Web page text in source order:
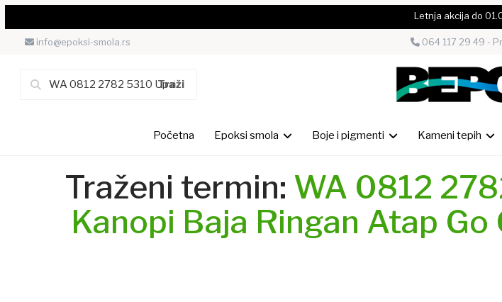
Letnja akcija do
info@epoksi-smola.rs 064 117 29 49 -
Početna Epoksi smola Boje i pigmenti Kameni tepih
Traženi termin: WA 0812
Kanopi Baja Ringan Atap